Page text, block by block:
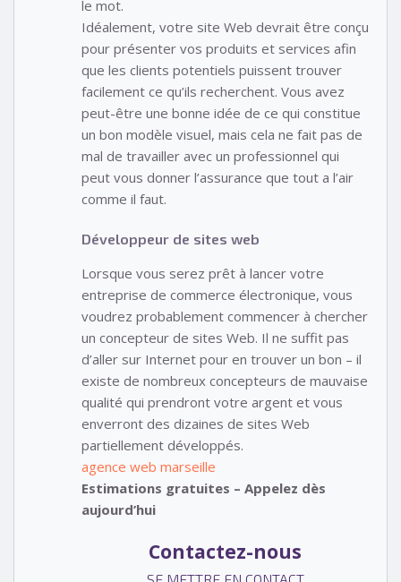
le mot.
Idéalement, votre site Web devrait être conçu
pour présenter vos produits et services afin
que les clients potentiels puissent trouver
facilement ce qu’ils recherchent. Vous avez
peut-être une bonne idée de ce qui constitue
un bon modèle visuel, mais cela ne fait pas de
mal de travailler avec un professionnel qui
peut vous donner l’assurance que tout a l’air
comme il faut.
Développeur de sites web
Lorsque vous serez prêt à lancer votre
entreprise de commerce électronique, vous
voudrez probablement commencer à chercher
un concepteur de sites Web. Il ne suffit pas
d’aller sur Internet pour en trouver un bon – il
existe de nombreux concepteurs de mauvaise
qualité qui prendront votre argent et vous
enverront des dizaines de sites Web
partiellement développés.
agence web marseille
Estimations gratuites – Appelez dès
aujourd’hui
Contactez-nous
SE METTRE EN CONTACT